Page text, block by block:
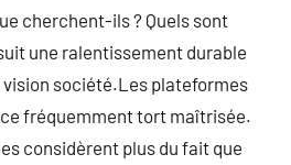
cherchent-ils ? Quels sont
une ralentissement durable
société.Les plateformes
fréquemment tort maîtrisée.
considèrent plus du fait que